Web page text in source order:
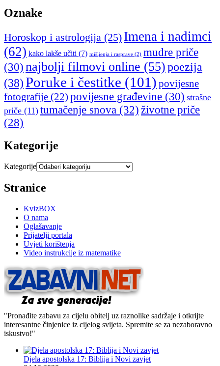
Oznake
Horoskop i astrologija (25) Imena i nadimci
(62) kako lakše učiti (7) mišljenja i rasprave (2) mudre priče
(30) najbolji filmovi online (55)poezija
(38)Poruke i čestitke (101) povijesne
fotografije (22) povijesne građevine (30) strašne
priče (11) tumačenje snova (32) životne priče
(28)
Kategorije
Kategorije
Stranice
KvizBOX
O nama
Oglašavanje
Prijatelji portala
Uvjeti korištenja
Video instrukcije iz matematike
"Pronađite zabavu za cijelu obitelj uz raznolike sadržaje i otkrijte
interesantne činjenice iz cijelog svijeta. Spremite se za nezaboravno
iskustvo!"
Djela apostolska 17: Biblija i Novi zavjet